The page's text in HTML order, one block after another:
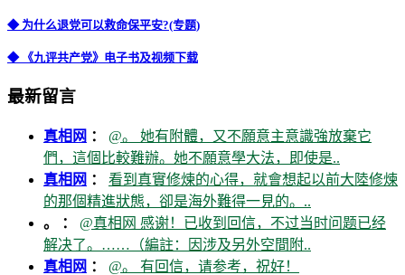
◆ 为什么退党可以救命保平安?(专题)
◆ 《九评共产党》电子书及视频下载
最新留言
真相网 ： @。 她有附體，又不願意主意識強放棄它
們，這個比較難辦。她不願意學大法，即使是..
真相网 ： 看到真實修煉的心得，就會想起以前大陸修煉
的那個精進狀態，卻是海外難得一見的。..
。 ： @真相网 感谢！已收到回信，不过当时问题已经
解决了。……（編註：因涉及另外空間附..
真相网 ： @。 有回信，请参考，祝好！